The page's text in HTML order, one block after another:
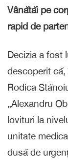
Vânătăi pe
rapid de
Decizia a fost
descoperit că,
Rodica
„Alexandru
lovituri la
unitate
dusă de